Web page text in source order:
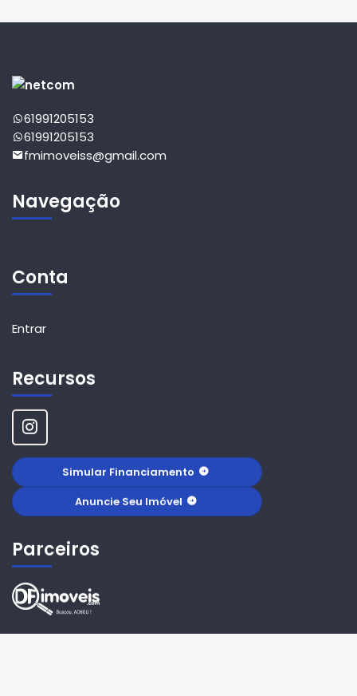
61991205153
61991205153
fmimoveiss@gmail.com
Navegação
Conta
Entrar
Recursos
Simular Financiamento
Anuncie Seu Imóvel
Parceiros